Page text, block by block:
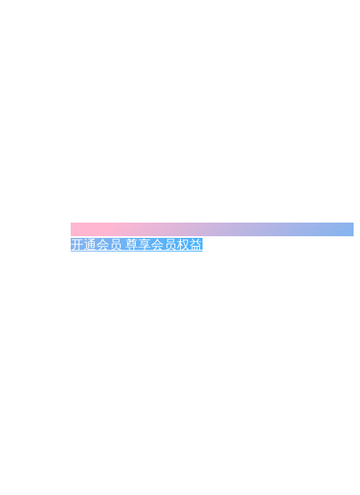
开通会员 尊享会员权益